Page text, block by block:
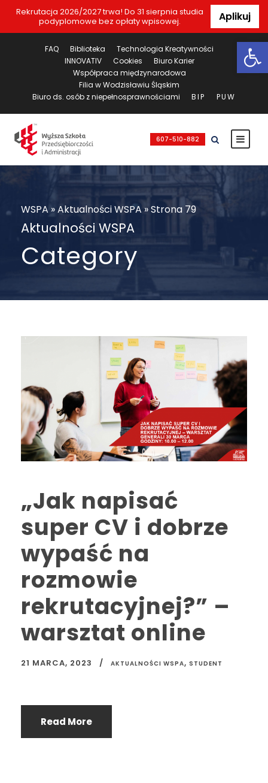
Rekrutacja 2026/2027 trwa! Do 31 sierpnia studia
podyplomowe bez opłaty wpisowej.
Aplikuj
FAQ Biblioteka
Technologia Kreatywności
INNOVATIV
Cookies
Biuro Karier
Współpraca międzynarodowa
Filia w Wodzisławiu Śląskim
Biuro ds. osób z niepełnosprawnościami
BIP PUW
607-510-882
WSPA »Aktualności WSPA»Strona 79
Aktualności WSPA
Category
„Jak napisać
super CV i dobrze
wypaść na
rozmowie
rekrutacyjnej?” –
warsztat online
21 MARCA, 2023 AKTUALNOŚCI WSPA, STUDENT
Read More